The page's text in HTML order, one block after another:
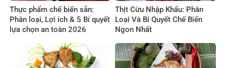
Thực phẩm chế biến sẵn:
Phân loại, Lợi ích & 5 Bí quyết
lựa chọn an toàn 2026
Thịt Cừu Nhập Khẩu: Phân
Loại Và Bí Quyết Chế Biến
Ngon Nhất